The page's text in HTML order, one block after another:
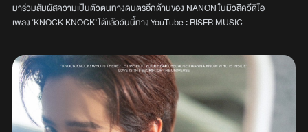
มาร่วมสัมผัสความเป็นตัวตนทางดนตรอีกด้านของ NANON ในมิวสิควีดีโอ
เพลง ‘KNOCK KNOCK’ ได้แล้ววันนี้ทาง YouTube : RISER MUSIC